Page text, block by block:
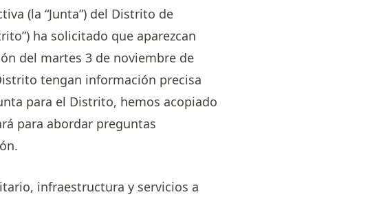
(la “Junta”) del Distrito de
ha solicitado que aparezcan
del martes 3 de noviembre de
tengan información precisa
para el Distrito, hemos acopiado
para abordar preguntas
infraestructura y servicios a